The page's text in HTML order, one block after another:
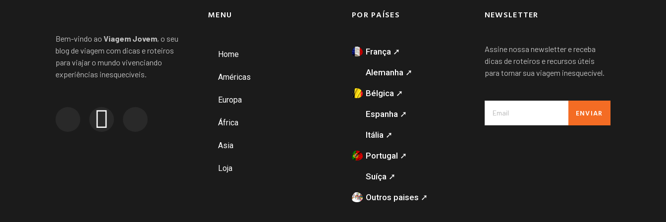
Bem-vindo ao Viagem Jovem, o seu
blog de viagem com dicas e roteiros
para viajar o mundo vivenciando
experiências inesquecíveis.
MENU
Home
Américas
Europa
África
Asia
Loja
POR PAÍSES
França ➚
Alemanha ➚
Bélgica ➚
Espanha ➚
Itália ➚
Portugal ➚
Suíça ➚
Outros paises ➚
NEWSLETTER
Assine nossa newsletter e receba
dicas de roteiros e recursos úteis
para tornar sua viagem inesquecível.
ENVIAR